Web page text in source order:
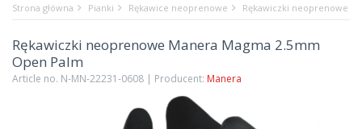
Strona główna Pianki Rękawice neoprenowe Rękawiczki neoprenowe
Rękawiczki neoprenowe Manera Magma 2.5mm
Open Palm
Article no. N-MN-22231-0608 | Producent: Manera